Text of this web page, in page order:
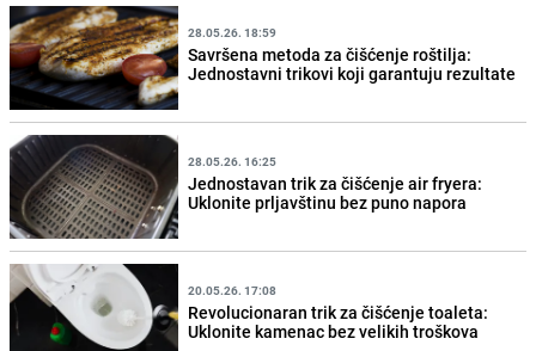
28.05.26. 18:59
Savršena metoda za čišćenje roštilja:
Jednostavni trikovi koji garantuju rezultate
28.05.26. 16:25
Jednostavan trik za čišćenje air fryera:
Uklonite prljavštinu bez puno napora
20.05.26. 17:08
Revolucionaran trik za čišćenje toaleta:
Uklonite kamenac bez velikih troškova